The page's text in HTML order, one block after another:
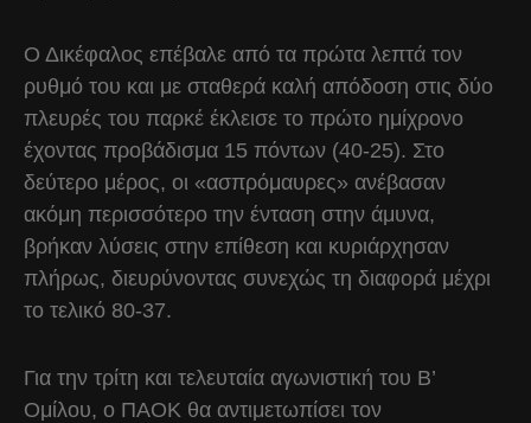
Ο Δικέφαλος επέβαλε από τα πρώτα λεπτά τον
ρυθμό του και με σταθερά καλή απόδοση στις δύο
πλευρές του παρκέ έκλεισε το πρώτο ημίχρονο
έχοντας προβάδισμα 15 πόντων (40-25). Στο
δεύτερο μέρος, οι «ασπρόμαυρες» ανέβασαν
ακόμη περισσότερο την ένταση στην άμυνα,
βρήκαν λύσεις στην επίθεση και κυριάρχησαν
πλήρως, διευρύνοντας συνεχώς τη διαφορά μέχρι
το τελικό 80-37.
Για την τρίτη και τελευταία αγωνιστική του Β’
Ομίλου, ο ΠΑΟΚ θα αντιμετωπίσει τον